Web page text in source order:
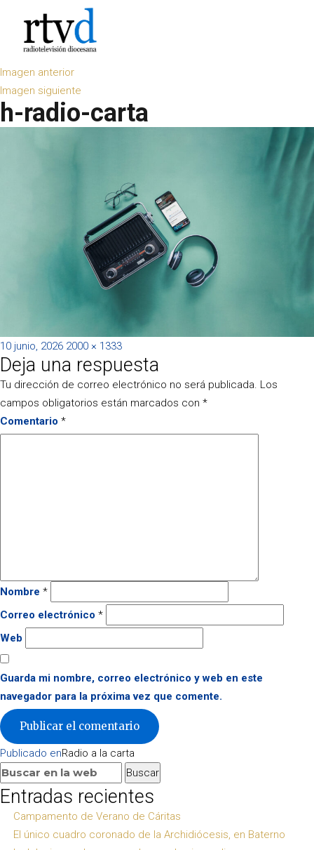
Imagen anterior
Imagen siguiente
h-radio-carta
Publicado
el
10 junio, 2026 Tamaño
completo
2000 × 1333
Deja una respuesta
Tu dirección de correo electrónico no será publicada. Los
campos obligatorios están marcados con *
Comentario *
Nombre *
Correo electrónico *
Web
Guarda mi nombre, correo electrónico y web en este
navegador para la próxima vez que comente.
Navegación
de
entradas
Publicado enRadio a la carta
Buscar:
Buscar
Entradas recientes
Campamento de Verano de Cáritas
El único cuadro coronado de la Archidiócesis, en Baterno